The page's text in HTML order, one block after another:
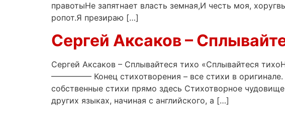
правотыНе запятнает власть земная,И честь моя,
ропот.Я презираю […]
Сергей Аксаков –
Сергей Аксаков – Сплывайтеся тихо «Сплывайтеся
————— Конец стихотворения – все стихи в оригинале.
собственные стихи прямо здесь Стихотворное
других языках, начиная с английского, а […]